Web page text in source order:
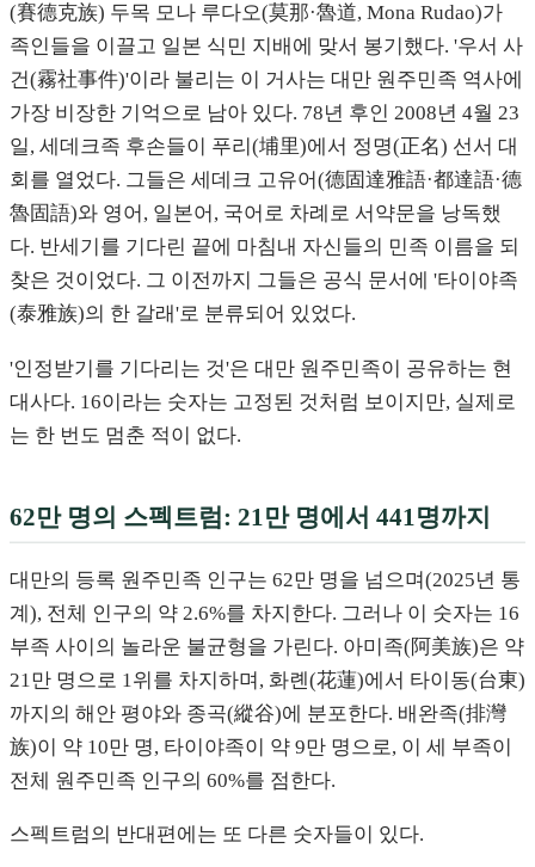
(賽德克族) 두목 모나 루다오(莫那·魯道, Mona Rudao)가
족인들을 이끌고 일본 식민 지배에 맞서 봉기했다. '우서 사
건(霧社事件)'이라 불리는 이 거사는 대만 원주민족 역사에
가장 비장한 기억으로 남아 있다. 78년 후인 2008년 4월 23
일, 세데크족 후손들이 푸리(埔里)에서 정명(正名) 선서 대
회를 열었다. 그들은 세데크 고유어(德固達雅語·都達語·德
魯固語)와 영어, 일본어, 국어로 차례로 서약문을 낭독했
다. 반세기를 기다린 끝에 마침내 자신들의 민족 이름을 되
찾은 것이었다. 그 이전까지 그들은 공식 문서에 '타이야족
(泰雅族)의 한 갈래'로 분류되어 있었다.
'인정받기를 기다리는 것'은 대만 원주민족이 공유하는 현
대사다. 16이라는 숫자는 고정된 것처럼 보이지만, 실제로
는 한 번도 멈춘 적이 없다.
62만 명의 스펙트럼: 21만 명에서 441명까지
대만의 등록 원주민족 인구는 62만 명을 넘으며(2025년 통
계), 전체 인구의 약 2.6%를 차지한다. 그러나 이 숫자는 16
부족 사이의 놀라운 불균형을 가린다. 아미족(阿美族)은 약
21만 명으로 1위를 차지하며, 화롄(花蓮)에서 타이동(台東)
까지의 해안 평야와 종곡(縱谷)에 분포한다. 배완족(排灣
族)이 약 10만 명, 타이야족이 약 9만 명으로, 이 세 부족이
전체 원주민족 인구의 60%를 점한다.
스펙트럼의 반대편에는 또 다른 숫자들이 있다.